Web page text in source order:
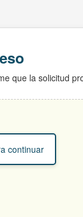
que la solicitud
continuar